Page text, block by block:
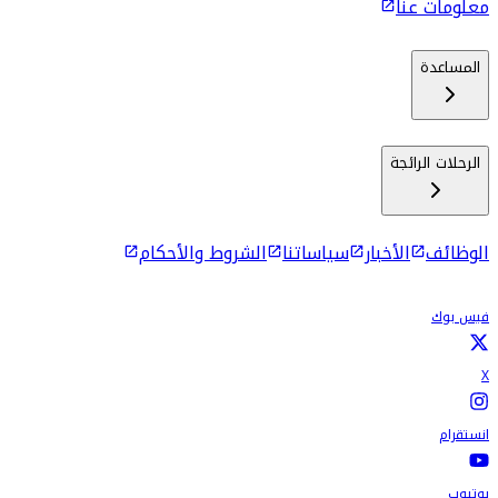
معلومات عنا
المساعدة
الرحلات الرائجة
الوظائف الأخبار سياساتنا الشروط والأحكام
فيس بوك
X
انستقرام